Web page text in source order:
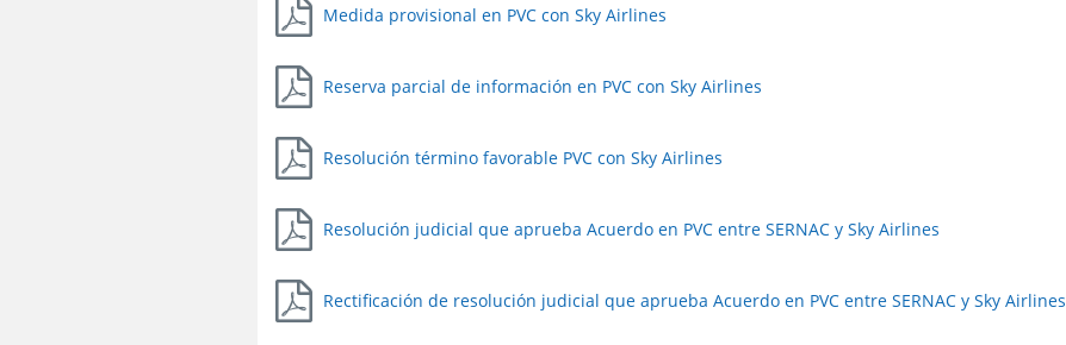
Medida provisional en PVC con Sky Airlines
Reserva parcial de información en PVC con Sky Airlines
Resolución término favorable PVC con Sky Airlines
Resolución judicial que aprueba Acuerdo en PVC entre SERNAC y Sky Airlines
Rectificación de resolución judicial que aprueba Acuerdo en PVC entre SERNAC y Sky Airlines